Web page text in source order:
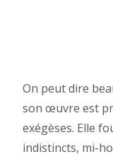
On peut dire
son œuvre est
exégèses. Elle
indistincts, mi-